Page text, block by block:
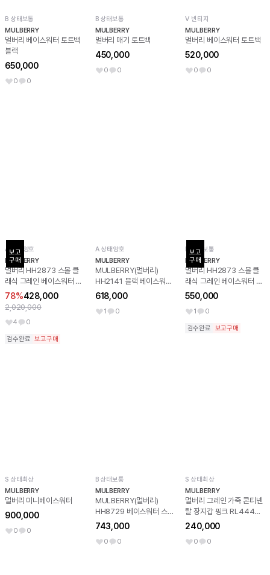
B 상태보통
MULBERRY
멀버리 베이스워터 토트백
블랙
650,000
0 0
B 상태보통
MULBERRY
멀버리 매기 토트백
450,000
0 0
V 빈티지
MULBERRY
멀버리 베이스워터 토트백
520,000
0 0
보고
구매
A 상태양호
MULBERRY
멀버리 HH2873 스몰 클
래식 그레인 베이스워터 레
더 블랙
78%428,000
2,020,000
4 0
검수완료 보고구매
A 상태양호
MULBERRY
MULBERRY(멀버리)
HH2141 블랙 베이스워터
미듐 플랩 락 토트백
aa66428
618,000
1 0
보고
구매
B 상태보통
MULBERRY
멀버리 HH2873 스몰 클
래식 그레인 베이스워터 백
그린
550,000
1 0
검수완료 보고구매
S 상태최상
MULBERRY
멀버리 미니베이스워터
900,000
0 0
B 상태보통
MULBERRY
MULBERRY(멀버리)
HH8729 베이스워터 스몰
지퍼 토트백 겸 숄더백
aa65456
743,000
0 0
S 상태최상
MULBERRY
멀버리 그레인 가죽 콘티넨
탈 장지갑 핑크 RL4440
가로 20cm x 세로 10cm
x 폭 3cm, 그레인 레더 (소
가죽), 핑크
240,000
0 0